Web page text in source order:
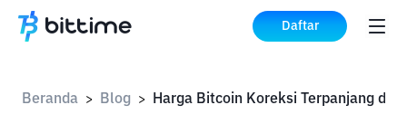
Daftar
Beranda > Blog >